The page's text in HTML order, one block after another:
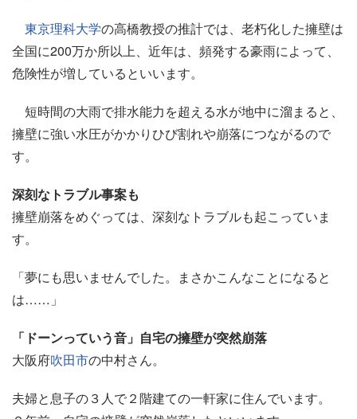
東京理科大学の高橋教授の推計では、老朽化した擁壁は
全国に200万か所以上、近年は、頻発する豪雨によって、
危険性が増しているといいます。
短時間の大雨で排水能力を超える水が地中に溜まると、
擁壁に強い水圧がかかりひび割れや崩落につながるので
す。
深刻なトラブル事案も
擁壁崩落をめぐっては、深刻なトラブルも起こっていま
す。
「夢にも思いませんでした。まさかこんなことになると
は……」
「ドーンっていう音」自宅の擁壁が突然崩落
大阪府吹田市の中村さん。
夫婦と息子の３人で２階建ての一軒家に住んでいます。